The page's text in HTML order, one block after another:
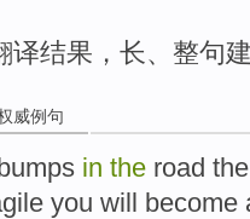
译结果，长、整句
威例句
in the road
you will become